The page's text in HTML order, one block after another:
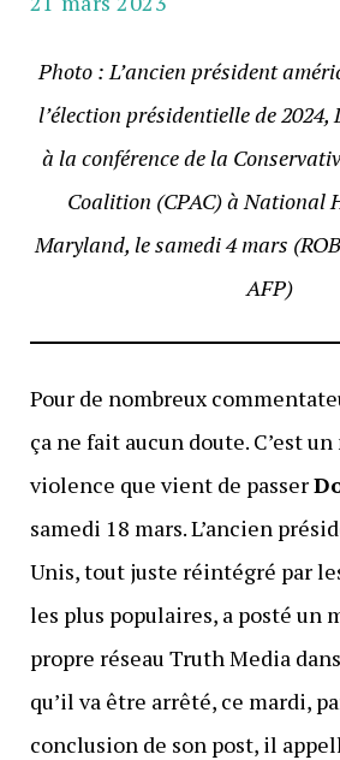
Photo : L’ancien président
l’élection présidentielle de
à la conférence de la
Coalition (CPAC) à National
Maryland, le samedi 4 mars
AFP)
Pour de nombreux
ça ne fait aucun doute. C’est
violence que vient de passer
samedi 18 mars. L’ancien
Unis, tout juste réintégré par
les plus populaires, a posté un
propre réseau Truth Media
qu’il va être arrêté, ce mardi,
conclusion de son post, il